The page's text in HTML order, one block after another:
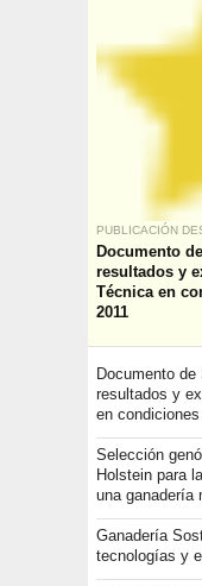
PUBLICACIÓN
Documento
resultados y
Técnica en
2011
Documento
resultados y
en
Selección
Holstein para
una ganadería
Ganadería
tecnologías y